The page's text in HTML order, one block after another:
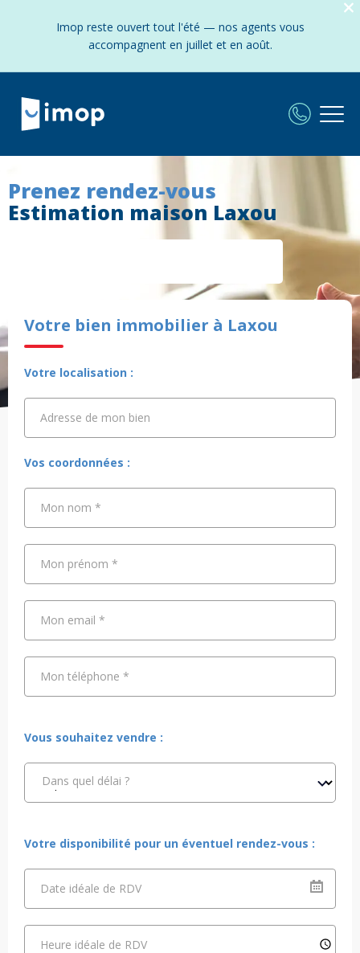
Imop reste ouvert tout l'été — nos agents vous
accompagnent en juillet et en août.
Prenez rendez-vous
Estimation maison Laxou
Votre bien immobilier à Laxou
Votre localisation :
Adresse de mon bien
Adresse de mon bien
Vos coordonnées :
Mon nom *
Mon prénom *
Mon email *
Mon téléphone *
Vous souhaitez vendre :
Dans quel délai ?
Votre disponibilité pour un éventuel rendez-vous :
Date idéale de RDV
Heure idéale de RDV